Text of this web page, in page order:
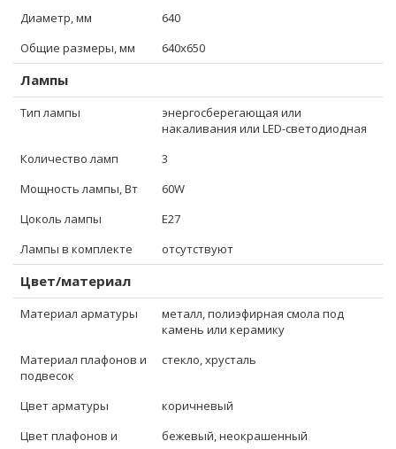
Диаметр, мм
640
Общие размеры, мм
640x650
Лампы
Тип лампы
энергосберегающая или
накаливания или LED-светодиодная
Количество ламп
3
Мощность лампы, Вт
60W
Цоколь лампы
E27
Лампы в комплекте
отсутствуют
Цвет/материал
Материал арматуры
металл, полиэфирная смола под
камень или керамику
Материал плафонов и
подвесок
стекло, хрусталь
Цвет арматуры
коричневый
Цвет плафонов и
бежевый, неокрашенный